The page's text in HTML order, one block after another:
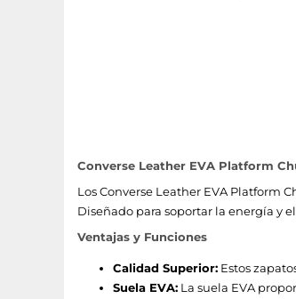
Converse Leather EVA Platform
Los Converse Leather EVA Platform
Diseñado para soportar la energía y
Ventajas y Funciones
Calidad Superior: Estos
Suela EVA: La suela EVA